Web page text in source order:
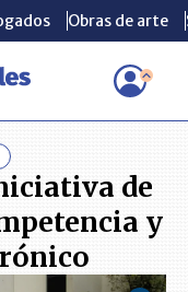
Obras de arte
iniciativa de
Obras de arte
de
y